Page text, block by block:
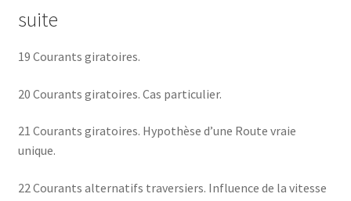
suite
19 Courants giratoires.
20 Courants giratoires. Cas particulier.
21 Courants giratoires. Hypothèse d’une Route vraie
unique.
22 Courants alternatifs traversiers. Influence de la vitesse